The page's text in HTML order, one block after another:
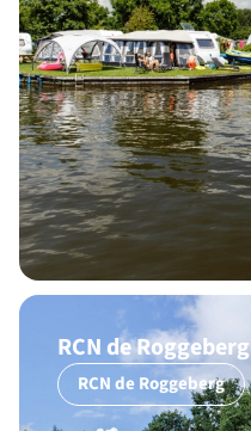
RCN de Roggeberg
RCN de Roggeberg